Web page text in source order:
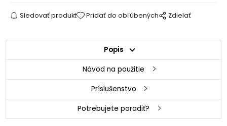
Sledovať produkt Pridať do obľúbených Zdielať
Popis
Návod na použitie
Príslušenstvo
Potrebujete poradiť?